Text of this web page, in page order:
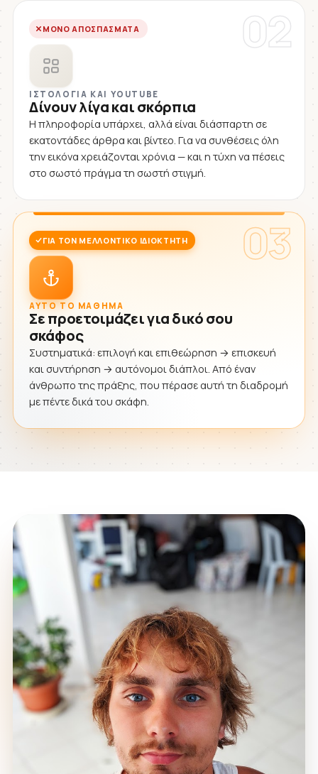
02
ΜΌΝΟ ΑΠΟΣΠΆΣΜΑΤΑ
ΙΣΤΟΛΌΓΙΑ ΚΑΙ YOUTUBE
Δίνουν λίγα και σκόρπια
Η πληροφορία υπάρχει, αλλά είναι διάσπαρτη σε
εκατοντάδες άρθρα και βίντεο. Για να συνθέσεις όλη
την εικόνα χρειάζονται χρόνια — και η τύχη να πέσεις
στο σωστό πράγμα τη σωστή στιγμή.
03
ΓΙΑ ΤΟΝ ΜΕΛΛΟΝΤΙΚΌ ΙΔΙΟΚΤΉΤΗ
ΑΥΤΌ ΤΟ ΜΆΘΗΜΑ
Σε προετοιμάζει για δικό σου
σκάφος
Συστηματικά: επιλογή και επιθεώρηση → επισκευή
και συντήρηση → αυτόνομοι διάπλοι. Από έναν
άνθρωπο της πράξης, που πέρασε αυτή τη διαδρομή
με πέντε δικά του σκάφη.